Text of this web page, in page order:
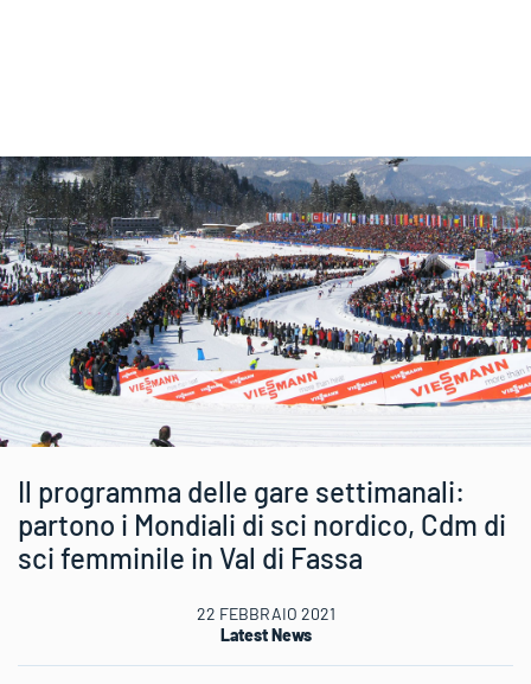
Il programma delle gare settimanali:
partono i Mondiali di sci nordico, Cdm di
sci femminile in Val di Fassa
22 FEBBRAIO 2021
Latest News